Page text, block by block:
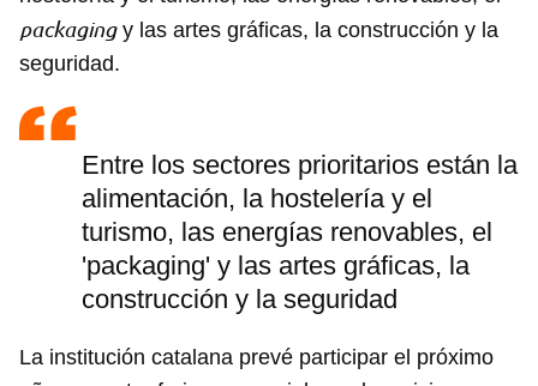
packagingy las artes gráficas, la construcción y la
seguridad.
Entre los sectores prioritarios están la
alimentación, la hostelería y el
turismo, las energías renovables, el
'packaging' y las artes gráficas, la
construcción y la seguridad
La institución catalana prevé participar el próximo